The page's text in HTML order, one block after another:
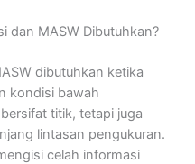
dan MASW Dibutuhkan?
dibutuhkan ketika
kondisi bawah
titik, tetapi juga
lintasan pengukuran.
celah informasi